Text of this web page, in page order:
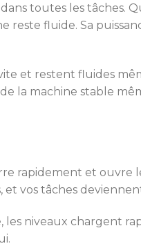
toutes les tâches.
fluide. Sa
et restent fluides
la machine stable
rapidement et ouvre
vos tâches
les niveaux chargent